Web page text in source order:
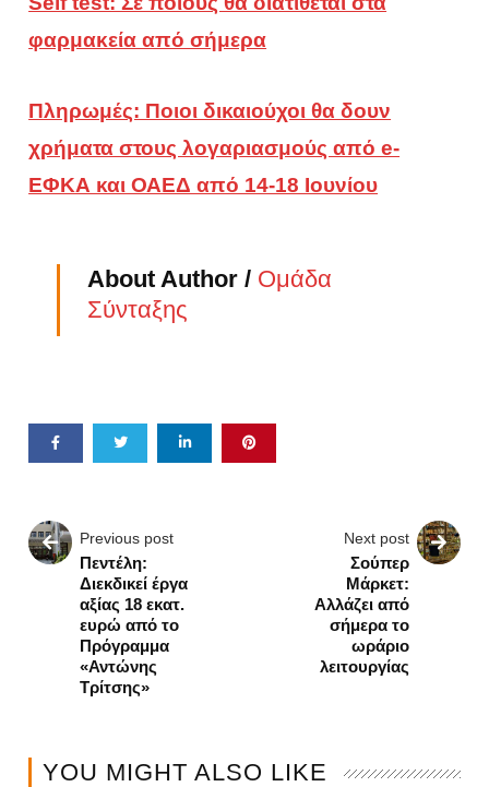
φαρμακεία από σήμερα
Πληρωμές: Ποιοι δικαιούχοι θα δουν
χρήματα στους λογαριασμούς από e-
ΕΦΚΑ και ΟΑΕΔ από 14-18 Ιουνίου
About Author / Ομάδα
Σύνταξης
Previous post
Πεντέλη:
Διεκδικεί έργα
αξίας 18 εκατ.
ευρώ από το
Πρόγραμμα
«Αντώνης
Τρίτσης»
Next post
Σούπερ
Μάρκετ:
Αλλάζει από
σήμερα το
ωράριο
λειτουργίας
YOU MIGHT ALSO LIKE